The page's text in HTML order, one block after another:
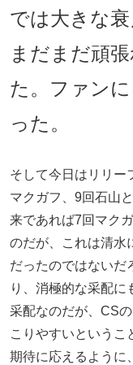
では大きな
まだまだ頑
た。ファン
った。
そして今日はリリー
マクガフ、9回石山
来であれば7回マク
のだが、これは清水
だったのではないだ
り、消極的な采配に
采配なのだが、CS
こりやすいというこ
期待に応えるように